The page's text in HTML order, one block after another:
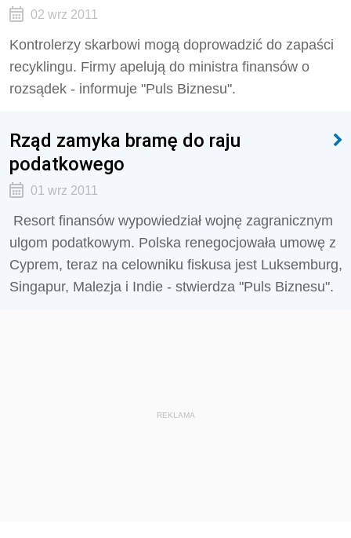
02 wrz 2011
Kontrolerzy skarbowi mogą doprowadzić do zapaści
recyklingu. Firmy apelują do ministra finansów o
rozsądek - informuje "Puls Biznesu".
Rząd zamyka bramę do raju
podatkowego
01 wrz 2011
Resort finansów wypowiedział wojnę zagranicznym
ulgom podatkowym. Polska renegocjowała umowę z
Cyprem, teraz na celowniku fiskusa jest Luksemburg,
Singapur, Malezja i Indie - stwierdza "Puls Biznesu".
REKLAMA